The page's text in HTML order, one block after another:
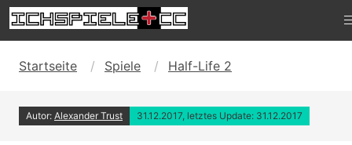
Startseite Spiele Half-Life 2
Autor: Alexander Trust 31.12.2017, letztes Update: 31.12.2017